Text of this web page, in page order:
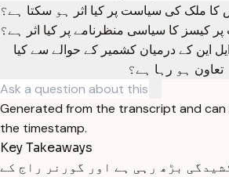
کا ملک کی سیاست پر کیا اثر ہو سکتا ہے؟
کیسز کا سیاسی منظرنامے پر کیا اثر ہے؟
ایل این کے درمیان کشمیر کے حوالے سے کیا
تعاون ہو رہا ہے؟
Generated from the transcript and
the timestamp.
Key Takeaways
بڑھ رہی ہے اور گورنر راج کے